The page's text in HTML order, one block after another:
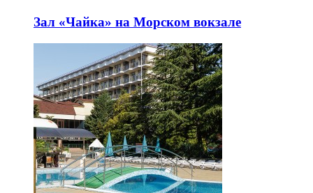
Зал «Чайка» на Морском вокзале